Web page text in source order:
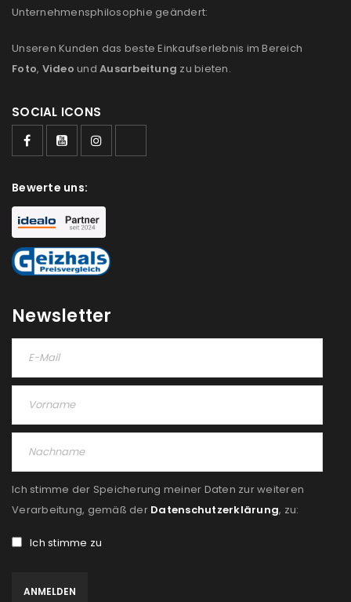
Unternehmensphilosophie geändert:
Unseren Kunden das beste Einkaufserlebnis im Bereich
Foto, Video und Ausarbeitung zu bieten.
SOCIAL ICONS
Bewerte uns:
Newsletter
Ich stimme der Speicherung meiner Daten zur weiteren
Verarbeitung, gemäß der Datenschutzerklärung, zu:
Ich stimme zu